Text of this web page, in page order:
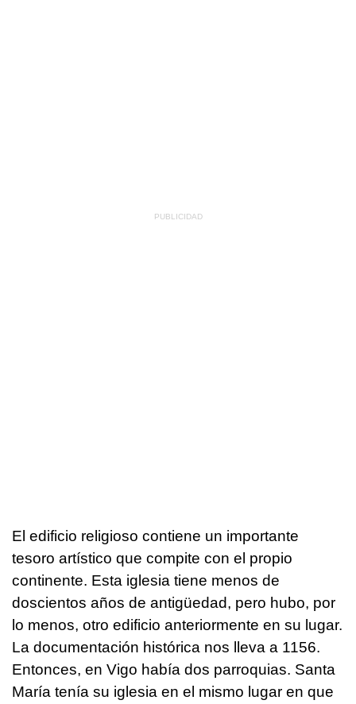
El edificio religioso contiene un importante
tesoro artístico que compite con el propio
continente. Esta iglesia tiene menos de
doscientos años de antigüedad, pero hubo, por
lo menos, otro edificio anteriormente en su lugar.
La documentación histórica nos lleva a 1156.
Entonces, en Vigo había dos parroquias. Santa
María tenía su iglesia en el mismo lugar en que